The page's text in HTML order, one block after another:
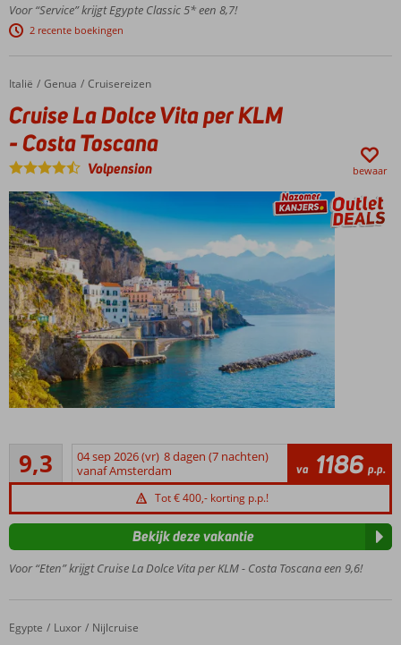
een
zeer
scherpe
cruiseschip
Tip:
facultatieve
excursies
mogelijk
Volpension
Voor “Service” krijgt Egypte Classic 5* een 8,7!
2 recente boekingen
Home
Italië Genua Cruisereizen
Cruise La Dolce Vita per KLM - Costa Toscana
Cruise La Dolce Vita per KLM
- Costa Toscana
Volpension bewaar
cruise
per 4*+
Costa
Vliegreis
per KLM
&
Cruise
o.b.v.
9,3
Uitstekend
9
beoordelingen
04 sep 2026 (vr) 8 dagen (7 nachten)
vanaf Amsterdam
va 1186 p.p.
Tot € 400,- korting p.p.!
Voor “Eten” krijgt Cruise La Dolce Vita per KLM - Costa Toscana een 9,6!
Bekijk deze vakantie
Home
Egypte Luxor Nijlcruise
Nijlcruise 5* & Jungle Aqua Park 4*